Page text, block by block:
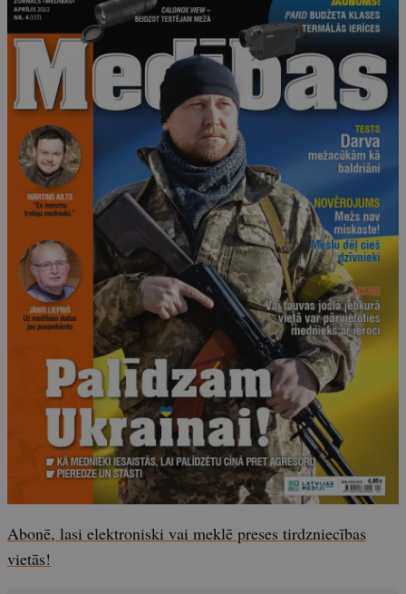
Abonē, lasi elektroniski vai meklē preses tirdzniecības
vietās!